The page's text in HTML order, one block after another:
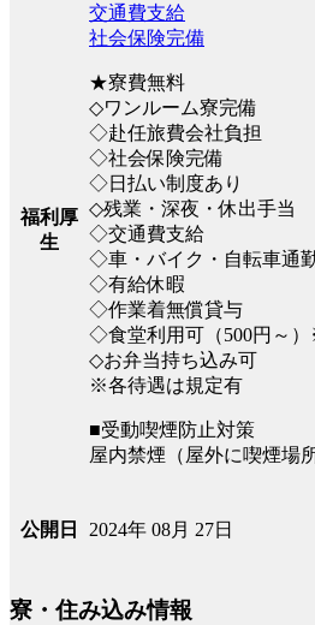
福利厚
生
交通費支給
社会保険完備
★寮費無料
◇ワンルーム寮完備
◇赴任旅費会社負担
◇社会保険完備
◇日払い制度あり
◇残業・深夜・休出手当
◇交通費支給
◇車・バイク・自転車通
◇有給休暇
◇作業着無償貸与
◇食堂利用可（500円～
◇お弁当持ち込み可
※各待遇は規定有
■受動喫煙防止対策
屋内禁煙（屋外に喫煙場
公開日 2024年 08月 27日
寮・住み込み情報